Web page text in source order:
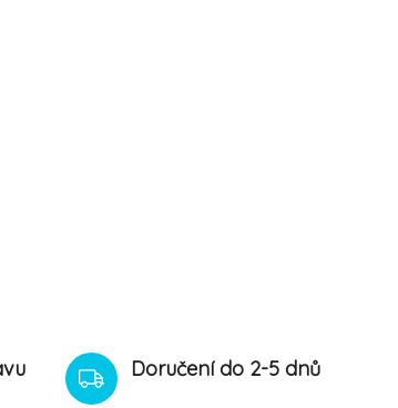
Doručení do 2-5 dnů